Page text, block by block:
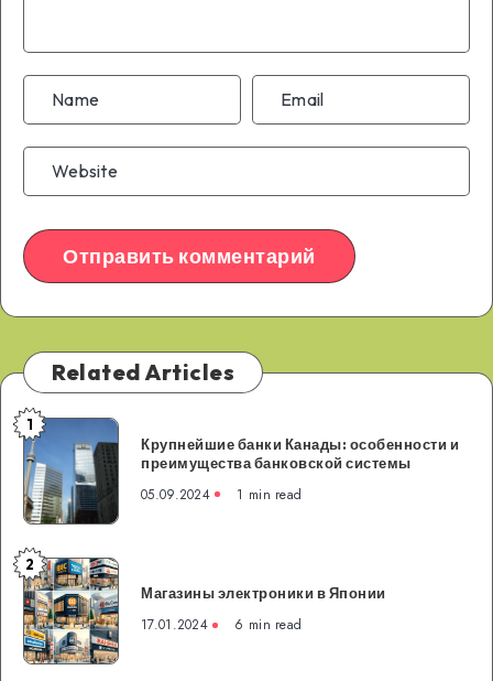
Related Articles
Крупнейшие
банки
Канады:
особенности
и
преимущества
банковской
системы
1
Крупнейшие банки Канады: особенности и
преимущества банковской системы
05.09.2024 1 min read
Магазины
электроники
в
Японии
2
Магазины электроники в Японии
17.01.2024 6 min read